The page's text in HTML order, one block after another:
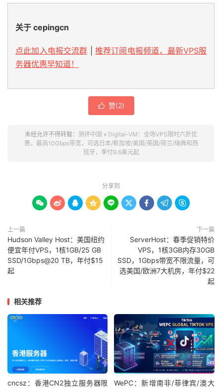
关于 cepingcn
点此加入电报交流群
推荐订阅电报频道，最新VPS服
务器优惠早知道！
 赞(2)
未经允许不得转载： 测评中国 » Digital-VM：全场VPS限时六折优
惠，最高10Gbps带宽，可选日本/新加坡/美国/英国/荷兰/瑞典和西
班牙，季付9.6美元起
分享到
        
上一篇
Hudson Valley Host：美国纽约
便宜年付VPS，1核1GB/25 GB
SSD/1Gbps@20 TB，年付$15
起
下一篇
ServerHost：春季促销特价
VPS，1核3GB内存30GB
SSD，1Gbps带宽不限流量，可
选美国/欧洲7大机房，年付$22
起
相关推荐
cncsz：香港CN2独立服务器限
WePC：新增南非/菲律宾/澳大